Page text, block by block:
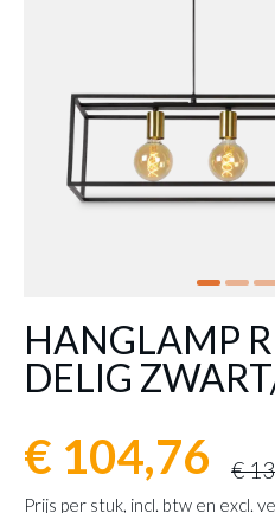
HANGLAMP
DELIG
€ 104,76 €
Prijs per stuk, incl. btw en excl.